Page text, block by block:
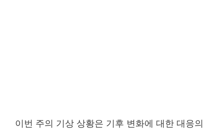
이번 주의 기상 상황은 기후 변화에 대한 대응의